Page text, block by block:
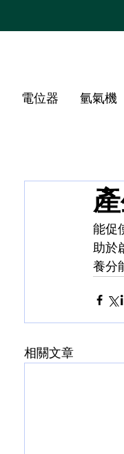
電位器 氫氣機
能促
助於
養分
相關文章